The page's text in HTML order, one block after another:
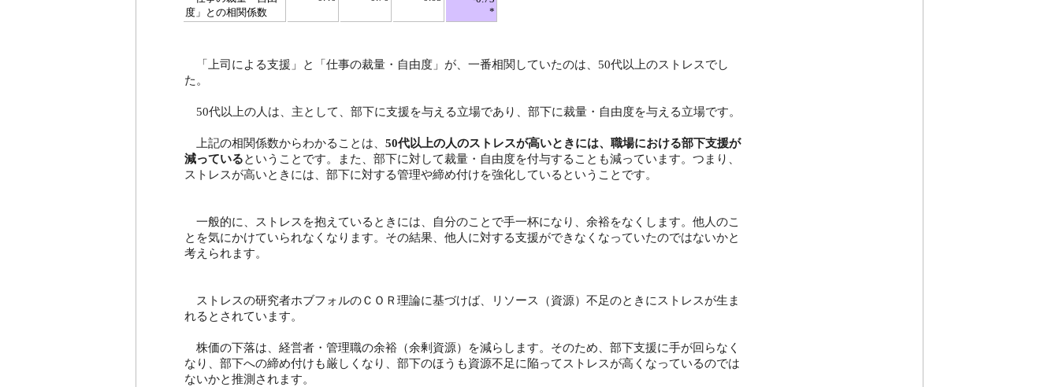
度」との相関係数
*
「上司による支援」と「仕事の裁量・自由度」が、一番相関していたのは、50代以上のストレスでし
た。
50代以上の人は、主として、部下に支援を与える立場であり、部下に裁量・自由度を与える立場です。
上記の相関係数からわかることは、 50代以上の人のストレスが高いときには、職場における部下支援が
減っているということです。また、部下に対して裁量・自由度を付与することも減っています。つまり、
ストレスが高いときには、部下に対する管理や締め付けを強化しているということです。
一般的に、ストレスを抱えているときには、自分のことで手一杯になり、余裕をなくします。他人のこ
とを気にかけていられなくなります。その結果、他人に対する支援ができなくなっていたのではないかと
考えられます。
ストレスの研究者ホブフォルのＣＯＲ理論に基づけば、リソース（資源）不足のときにストレスが生ま
れるとされています。
株価の下落は、経営者・管理職の余裕（余剰資源）を減らします。そのため、部下支援に手が回らなく
なり、部下への締め付けも厳しくなり、部下のほうも資源不足に陥ってストレスが高くなっているのでは
ないかと推測されます。